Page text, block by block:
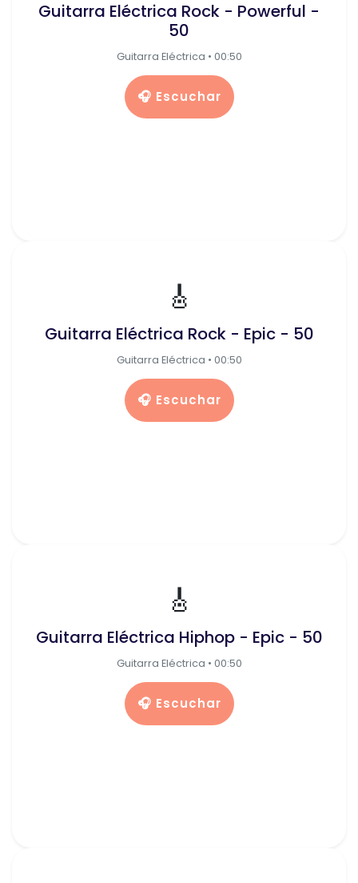
Guitarra Eléctrica Rock - Powerful -
50
Guitarra Eléctrica • 00:50
🎧 Escuchar
🎸
Guitarra Eléctrica Rock - Epic - 50
Guitarra Eléctrica • 00:50
🎧 Escuchar
🎸
Guitarra Eléctrica Hiphop - Epic - 50
Guitarra Eléctrica • 00:50
🎧 Escuchar